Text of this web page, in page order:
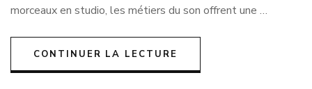
morceaux en studio, les métiers du son offrent une …
CONTINUER LA LECTURE